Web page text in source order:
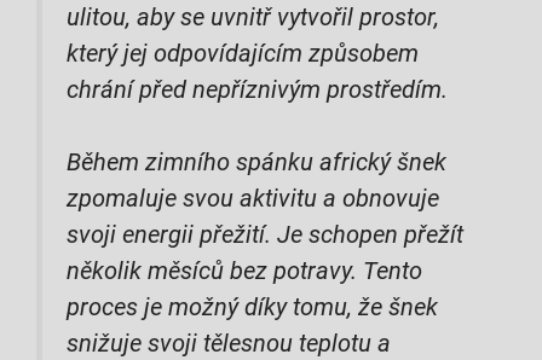
ulitou, aby se uvnitř vytvořil prostor,
který jej odpovídajícím způsobem
chrání před nepříznivým prostředím.
Během zimního spánku africký šnek
zpomaluje svou aktivitu a obnovuje
svoji energii přežití. Je schopen přežít
několik měsíců bez potravy. Tento
proces je možný díky tomu, že šnek
snižuje svoji tělesnou teplotu a